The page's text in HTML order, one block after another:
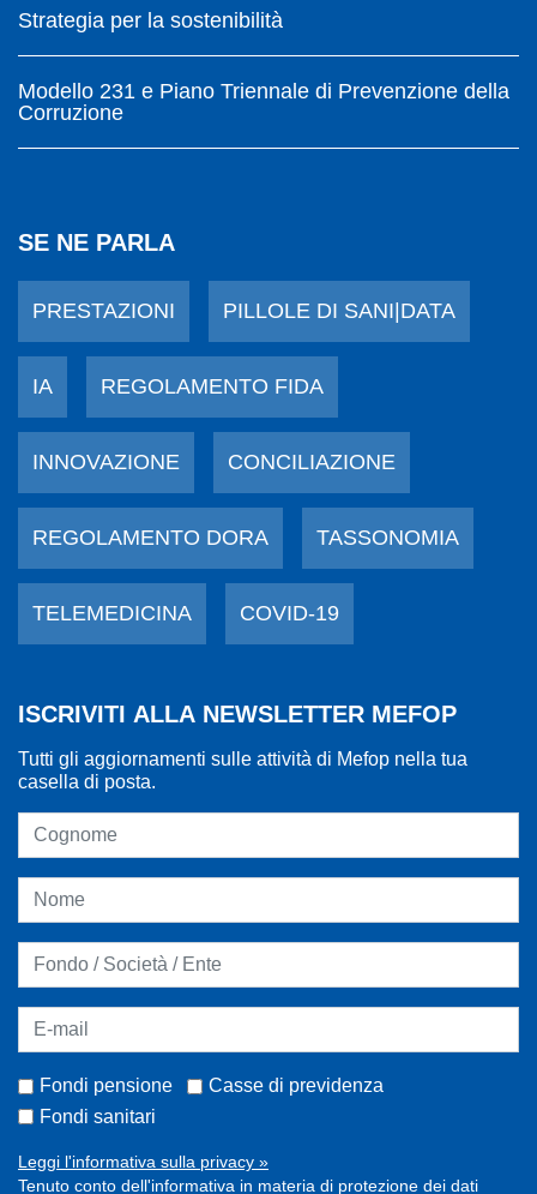
Strategia per la sostenibilità
Modello 231 e Piano Triennale di Prevenzione della
Corruzione
SE NE PARLA
PRESTAZIONI PILLOLE DI SANI|DATA
IA REGOLAMENTO FIDA
INNOVAZIONE CONCILIAZIONE
REGOLAMENTO DORA TASSONOMIA
TELEMEDICINA COVID-19
ISCRIVITI ALLA NEWSLETTER MEFOP
Tutti gli aggiornamenti sulle attività di Mefop nella tua
casella di posta.
Fondi pensione
Casse di previdenza
Fondi sanitari
Leggi l'informativa sulla privacy »
Tenuto conto dell'informativa in materia di protezione dei dati